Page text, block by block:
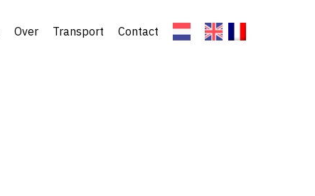
Over Transport Contact